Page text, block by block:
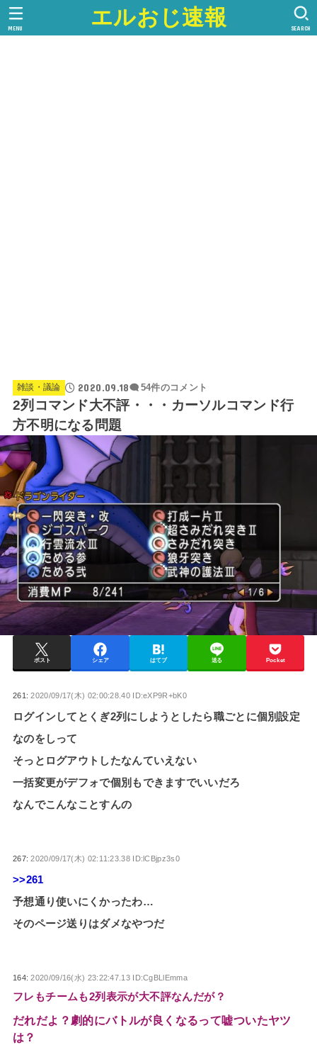
エルおじ速報 SEARCH
MENU
雑談・議論 2020.09.18 54件のコメント
2列コマンド大不評・・・カーソルコマンド行
方不明になる問題
ポスト シェア はてブ 送る Pocket
261:2020/09/17(木) 02:00:28.40 ID:eXP9R+bK0
ログインしてとくぎ2列にしようとしたら職ごとに個別設定
なのをしって
そっとログアウトしたなんていえない
一括変更がデフォで個別もできますでいいだろ
なんでこんなことすんの
267:2020/09/17(木) 02:11:23.38 ID:lCBjpz3s0
>>261
予想通り使いにくかったわ…
そのページ送りはダメなやつだ
164:2020/09/16(水) 23:22:47.13 ID:CgBLlEmma
フレもチームも2列表示が大不評なんだが？
だれだよ？劇的にバトルが良くなるって嘘ついたヤツ
は？